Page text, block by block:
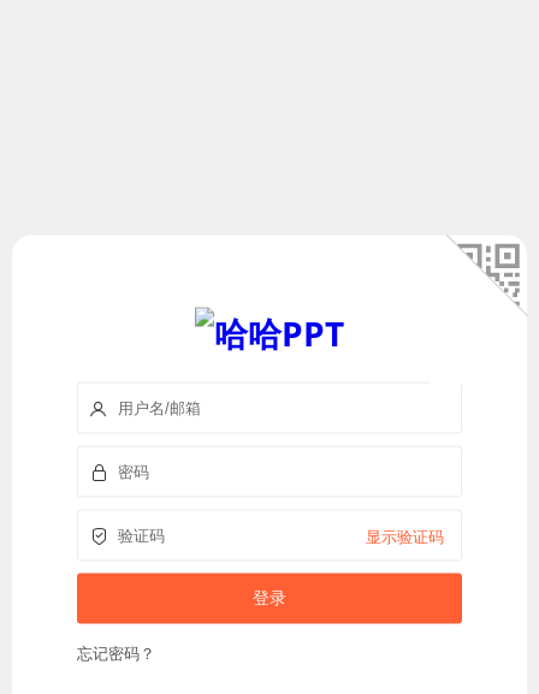
显示验证码
忘记密码？